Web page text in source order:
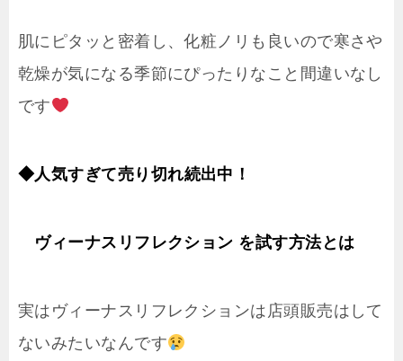
肌にピタッと密着し、化粧ノリも良いので寒さや
乾燥が気になる季節にぴったりなこと間違いなし
です
◆人気すぎて売り切れ続出中！
ヴィーナスリフレクション を試す方法とは
実はヴィーナスリフレクションは店頭販売はして
ないみたいなんです